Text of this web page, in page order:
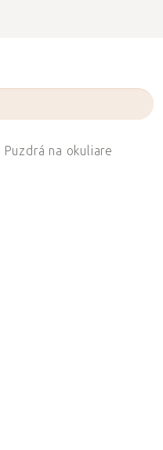
Puzdrá na okuliare